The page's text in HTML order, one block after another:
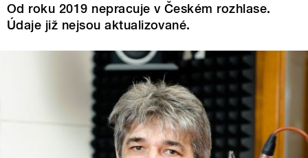
Od roku 2019 nepracuje v Českém rozhlase.
Údaje již nejsou aktualizované.